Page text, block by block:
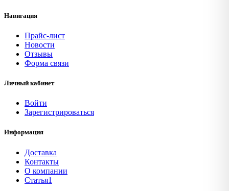
Навигация
Прайс-лист
Новости
Отзывы
Форма связи
Личный кабинет
Войти
Зарегистрироваться
Информация
Доставка
Контакты
О компании
Статья1